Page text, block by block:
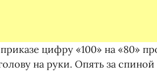
цифру «100» на «80»
на руки. Опять за спиной